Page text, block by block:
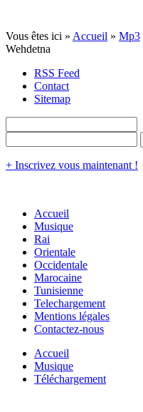
Vous êtes ici » Accueil » Mp3
Wehdetna
RSS Feed
Contact
Sitemap
+ Inscrivez vous maintenant !
Accueil
Musique
Rai
Orientale
Occidentale
Marocaine
Tunisienne
Telechargement
Mentions légales
Contactez-nous
Accueil
Musique
Téléchargement